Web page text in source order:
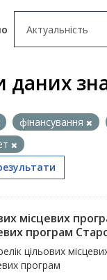
даних
фінансування
місцевих
програм
цільових
програм